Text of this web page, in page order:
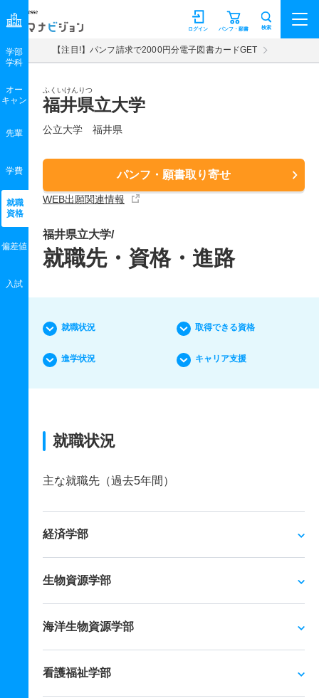
マナビジョン パンフ・願書
ログイン 検索
【注目!】パンフ請求で2000円分電子図書カードGET
ふくいけんりつ
福井県立大学
公立大学 福井県
パンフ・願書取り寄せ
WEB出願関連情報
学部
学科
オー
キャン
先輩
学費
就職
資格
偏差値
入試
福井県立大学/
就職先・資格・進路
就職状況 取得できる資格
進学状況 キャリア支援
就職状況
主な就職先（過去5年間）
経済学部
生物資源学部
海洋生物資源学部
看護福祉学部